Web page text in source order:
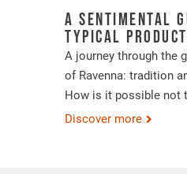
A sentimental
typical
A journey through the
of Ravenna: tradition
How is it possible not
Discover more